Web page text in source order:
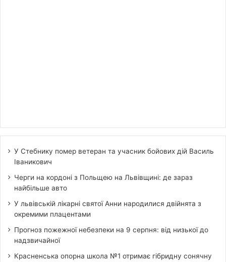
У Стебнику помер ветеран та учасник бойових дій Василь
Іваникович
Черги на кордоні з Польщею на Львівщині: де зараз
найбільше авто
У львівській лікарні святої Анни народилися двійнята з
окремими плацентами
Прогноз пожежної небезпеки на 9 серпня: від низької до
надзвичайної
Красненська опорна школа №1 отримає гібридну сонячну